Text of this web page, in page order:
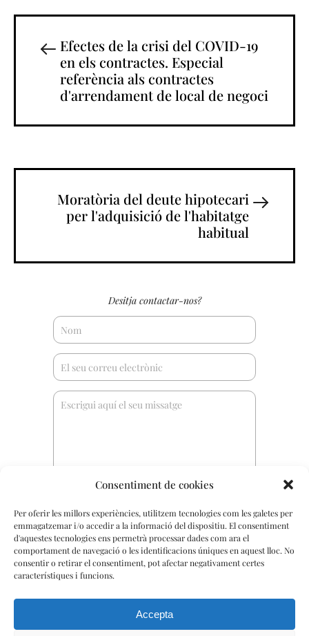
Consentiment de cookies
Per oferir les millors experiències, utilitzem tecnologies com les galetes per
emmagatzemar i/o accedir a la informació del dispositiu. El consentiment
d'aquestes tecnologies ens permetrà processar dades com ara el
comportament de navegació o les identificacions úniques en aquest lloc. No
consentir o retirar el consentiment, pot afectar negativament certes
característiques i funcions.
Accepta
Efectes de la crisi del COVID-19
en els contractes. Especial
referència als contractes
d'arrendament de local de negoci
Moratòria del deute hipotecari
per l'adquisició de l'habitatge
habitual
Desitja contactar-nos?
He llegit i accepto lapolítica de
privacitat